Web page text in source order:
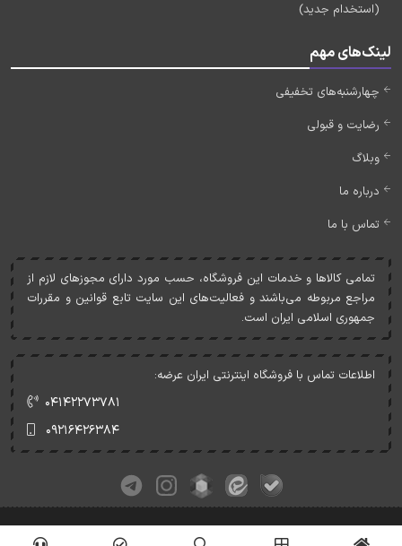
(استخدام جدید)
لینک‌های مهم
چهارشنبه‌های تخفیفی
رضایت و قبولی
وبلاگ
درباره ما
تماس با ما
تمامی کالاها و خدمات اين فروشگاه، حسب مورد دارای مجوزهای لازم از
مراجع مربوطه می‌باشند و فعاليت‌های اين سايت تابع قوانين و مقررات
جمهوری اسلامی ايران است.
اطلاعات تماس با فروشگاه اینترنتی ایران عرضه:
۰۴۱۴۲۲۷۳۷۸۱
۰۹۲۱۶۴۲۶۳۸۴
کلیه حقوق این وبسایت متعلق به ایران عرضه می‌باشد.